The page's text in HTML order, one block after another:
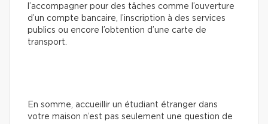
l’accompagner pour des tâches comme l’ouverture
d’un compte bancaire, l’inscription à des services
publics ou encore l’obtention d’une carte de
transport.
En somme, accueillir un étudiant étranger dans
votre maison n’est pas seulement une question de